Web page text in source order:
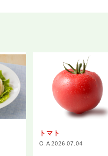
トマト
O.A 2026.07.04